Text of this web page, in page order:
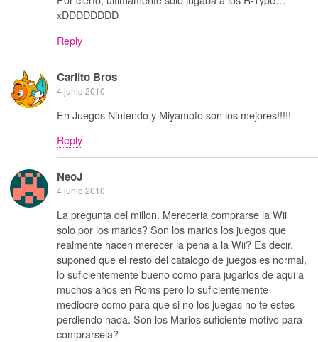
xDDDDDDDD
Reply
Carlito Bros
4 junio 2010
En Juegos Nintendo y Miyamoto son los mejores!!!!!
Reply
NeoJ
4 junio 2010
La pregunta del millon. Mereceria comprarse la Wii
solo por los marios? Son los marios los juegos que
realmente hacen merecer la pena a la Wii? Es decir,
suponed que el resto del catalogo de juegos es normal,
lo suficientemente bueno como para jugarlos de aqui a
muchos años en Roms pero lo suficientemente
mediocre como para que si no los juegas no te estes
perdiendo nada. Son los Marios suficiente motivo para
comprarsela?